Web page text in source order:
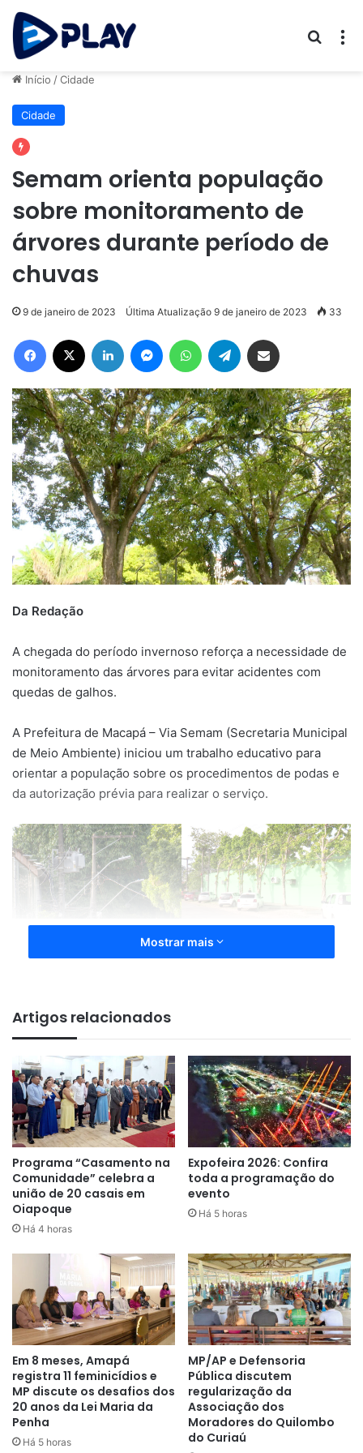
Início /Cidade
Cidade
Semam orienta população
sobre monitoramento de
árvores durante período de
chuvas
9 de janeiro de 2023 Última Atualização 9 de janeiro de 2023 33
Facebook Linkedin MessengerWhatsAppTelegram
Da Redação
A chegada do período invernoso reforça a necessidade de
monitoramento das árvores para evitar acidentes com
quedas de galhos.
A Prefeitura de Macapá – Via Semam (Secretaria Municipal
de Meio Ambiente) iniciou um trabalho educativo para
orientar a população sobre os procedimentos de podas e
da autorização prévia para realizar o serviço.
O secretário explicou que as manutenções das espécies
além de garantir segurança para a população, contribuem
“Para o cidadão que deseja fazer uma pode ou uma
simples, dentro ou fora do seu limite do imóvel, é
necessário que você solicite uma autorização ambiente
junto a Semam (tanto via online como presencial), que a
equipe irá ao local, onde irá realizar uma avaliação, e
posteriormente, deferindo ou não o pedido. É verificada a
situação da árvore, na questão fitossanitária (presença
ou não de fungos), rachaduras e envergadura no tronco
e galhos e a própria idade avançada são quesitos
destacados. Vale lembrar também que se escutar
qualquer estalo ou a presença constante de cupins no
o secretário da Semam, Marcelo Oliveira.
Mostrar mais
Artigos relacionados
Programa “Casamento na
Comunidade” celebra a
união de 20 casais em
Oiapoque
Há 4 horas
Expofeira 2026: Confira
toda a programação do
evento
Há 5 horas
Em 8 meses, Amapá
registra 11 feminicídios e
MP discute os desafios dos
20 anos da Lei Maria da
Penha
Há 5 horas
MP/AP e Defensoria
Pública discutem
regularização da
Associação dos
Moradores do Quilombo
do Curiaú